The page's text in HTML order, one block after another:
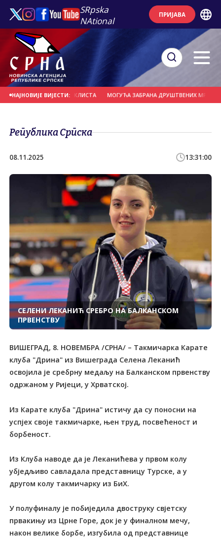
SRpska
NAtional
ПРИЈАВА
НАЈНОВИЈЕ ВИЈЕСТИ:
У ГРУПУ БИЦИКЛИСТА МОГУЋА ЗАБРАНА ДРУШТВЕНИХ МРЕЖА ЗА
Република Српска
08.11.2025 13:31:00
СЕЛЕНИ ЛЕКАНИЋ СРЕБРО НА БАЛКАНСКОМ
ПРВЕНСТВУ
ВИШЕГРАД, 8. НОВЕМБРА /СРНА/ – Такмичарка Карате
клуба "Дрина" из Вишеграда Селена Леканић
освојила је сребрну медаљу на Балканском првенству
одржаном у Ријеци, у Хрватској.
Из Карате клуба "Дрина" истичу да су поносни на
успјех своје такмичарке, њен труд, посвећеност и
борбеност.
Из Клуба наводе да је Леканићева у првом колу
убједљиво савладала представницу Турске, а у
другом колу такмичарку из БиХ.
У полуфиналу је побиједила двоструку свјетску
првакињу из Црне Горе, док је у финалном мечу,
након велике борбе, изгубила од представнице